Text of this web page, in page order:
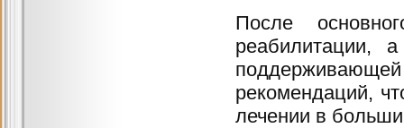
После
реабилитации,
рекомендаций,
лечении в